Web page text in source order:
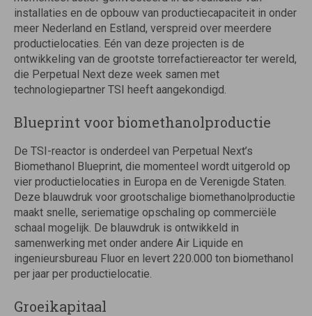
installaties en de opbouw van productiecapaciteit in onder
meer Nederland en Estland, verspreid over meerdere
productielocaties. Eén van deze projecten is de
ontwikkeling van de grootste torrefactiereactor ter wereld,
die Perpetual Next deze week samen met
technologiepartner TSI heeft aangekondigd.
Blueprint voor biomethanolproductie
De TSI-reactor is onderdeel van Perpetual Next’s
Biomethanol Blueprint, die momenteel wordt uitgerold op
vier productielocaties in Europa en de Verenigde Staten.
Deze blauwdruk voor grootschalige biomethanolproductie
maakt snelle, seriematige opschaling op commerciële
schaal mogelijk. De blauwdruk is ontwikkeld in
samenwerking met onder andere Air Liquide en
ingenieursbureau Fluor en levert 220.000 ton biomethanol
per jaar per productielocatie.
Groeikapitaal